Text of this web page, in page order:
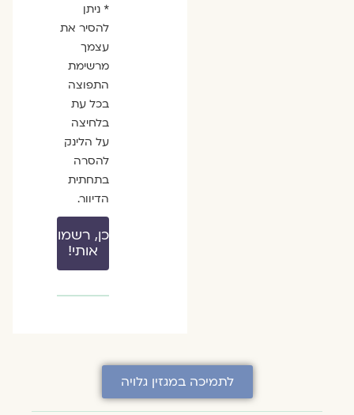
* ניתן
להסיר את
עצמך
מרשימת
התפוצה
בכל עת
בלחיצה
על הלינק
להסרה
בתחתית
הדיוור.
כן, רשמו
אותי!
לתמיכה במגזין גלויה